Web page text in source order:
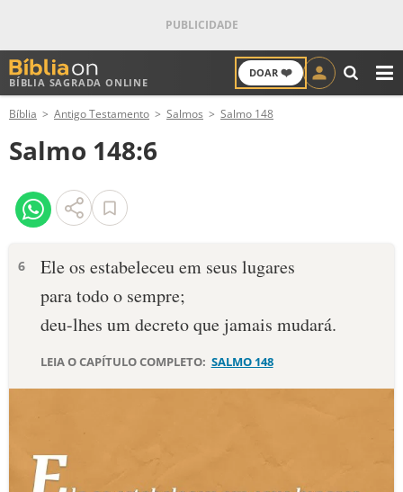
BÍBLIA SAGRADA ONLINE
DOAR ❤️
ANTIGO TESTAMENTO
NOVO TESTAMENTO
VERSÍCULOS
PALAVRA DO DIA
DEVOCIONAL DIÁRIO
ESTUDOS BÍBLICOS
Bíblia Antigo Testamento Salmos Salmo 148
Salmo 148:6
6
Ele os estabeleceu em seus lugares
para todo o sempre;
deu-lhes um decreto que jamais mudará.
LEIA O CAPÍTULO COMPLETO: SALMO 148